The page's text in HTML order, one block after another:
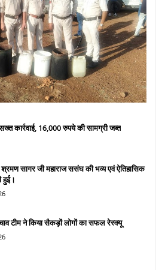
कार्रवाई, 16,000 रुपये की सामग्री जब्त
सागर जी महाराज ससंघ की भव्य एवं ऐतिहासिक
हुई।
टीम ने किया सैकड़ों लोगों का सफल रेस्क्यू